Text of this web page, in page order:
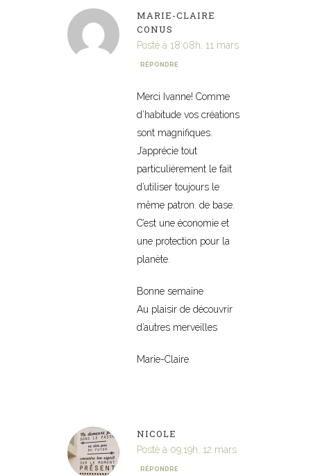
MARIE-CLAIRE
CONUS
Posté à 18:08h, 11 mars
RÉPONDRE
Merci Ivanne! Comme
d’habitude vos créations
sont magnifiques.
J’apprécie tout
particulièrement le fait
d’utiliser toujours le
même patron. de base.
C’est une économie et
une protection pour la
planète.
Bonne semaine
Au plaisir de découvrir
d’autres merveilles
Marie-Claire
NICOLE
Posté à 09:19h, 12 mars
RÉPONDRE